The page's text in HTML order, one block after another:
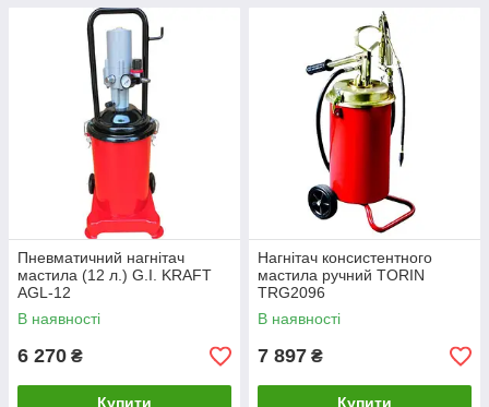
Пневматичний нагнітач
мастила (12 л.) G.I. KRAFT
AGL-12
В наявності
6 270 ₴
Купити
Нагнітач консистентного
мастила ручний TORIN
TRG2096
В наявності
7 897 ₴
Купити